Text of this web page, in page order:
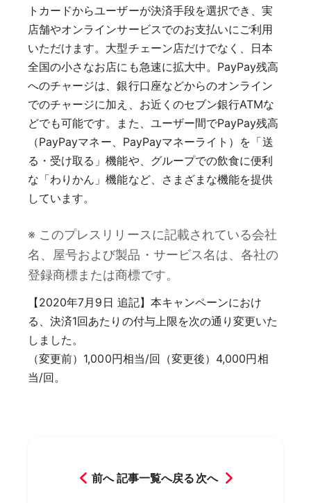
トカードからユーザーが決済手段を選択でき、実
店舗やオンラインサービスでのお支払いにご利用
いただけます。大型チェーン店だけでなく、日本
全国の小さなお店にも急速に拡大中。PayPay残高
へのチャージは、銀行口座などからのオンライン
でのチャージに加え、お近くのセブン銀行ATMな
どでも可能です。また、ユーザー間でPayPay残高
（PayPayマネー、PayPayマネーライト）を「送
る・受け取る」機能や、グループでの飲食に便利
な「わりかん」機能など、さまざまな機能を提供
しています。
※ このプレスリリースに記載されている会社
名、屋号および製品・サービス名は、各社の
登録商標または商標です。
【2020年7月9日 追記】本キャンペーンにおけ
る、決済1回あたりの付与上限を次の通り変更いた
しました。
（変更前）1,000円相当/回（変更後）4,000円相
当/回。
前へ 記事一覧へ戻る 次へ